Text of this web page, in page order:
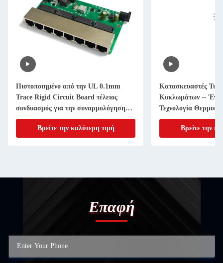
Πιστοποιημένο από την UL 0.1mm
Trace Rigid Circuit Board τέλειος
συνδυασμός για την συναρμολόγηση
λεπτών PCB
Βρείτε την καλύτερη τιμή
Κατασκευαστές
Κυκλωμάτων -- Ένα
Τεχνολογία
Διαχωρισμού
Βρείτε την
Επαφή